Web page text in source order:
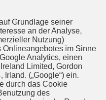
Grundlage seiner
an der Analyse,
Nutzung)
im Sinne
Analytics, einen
Limited, Gordon
(„Google“) ein.
durch das Cookie
des